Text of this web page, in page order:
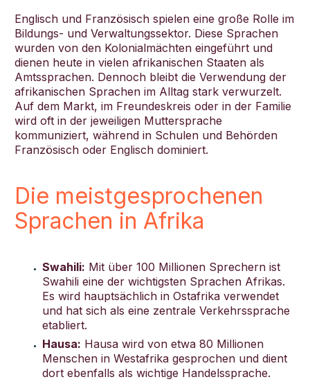
Englisch und Französisch spielen eine große Rolle im
Bildungs- und Verwaltungssektor. Diese Sprachen
wurden von den Kolonialmächten eingeführt und
dienen heute in vielen afrikanischen Staaten als
Amtssprachen. Dennoch bleibt die Verwendung der
afrikanischen Sprachen im Alltag stark verwurzelt.
Auf dem Markt, im Freundeskreis oder in der Familie
wird oft in der jeweiligen Muttersprache
kommuniziert, während in Schulen und Behörden
Französisch oder Englisch dominiert.
Die meistgesprochenen
Sprachen in Afrika
Swahili: Mit über 100 Millionen Sprechern ist
Swahili eine der wichtigsten Sprachen Afrikas.
Es wird hauptsächlich in Ostafrika verwendet
und hat sich als eine zentrale Verkehrssprache
etabliert.
Hausa: Hausa wird von etwa 80 Millionen
Menschen in Westafrika gesprochen und dient
dort ebenfalls als wichtige Handelssprache.